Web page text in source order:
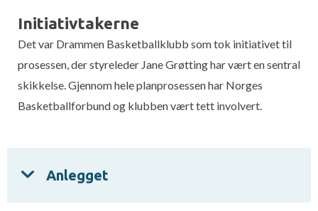
Initiativtakerne
Det var Drammen Basketballklubb som tok initiativet til
prosessen, der styreleder Jane Grøtting har vært en sentral
skikkelse. Gjennom hele planprosessen har Norges
Basketballforbund og klubben vært tett involvert.
Anlegget